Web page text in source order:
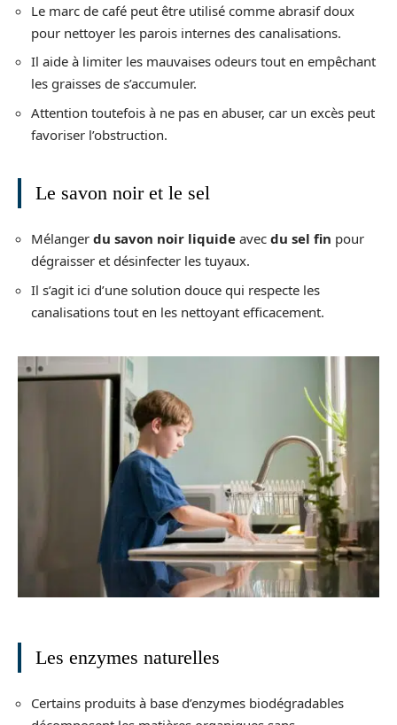
Le marc de café peut être utilisé comme abrasif doux
pour nettoyer les parois internes des canalisations.
Il aide à limiter les mauvaises odeurs tout en empêchant
les graisses de s’accumuler.
Attention toutefois à ne pas en abuser, car un excès peut
favoriser l’obstruction.
Le savon noir et le sel
Mélanger du savon noir liquide avec du sel fin pour
dégraisser et désinfecter les tuyaux.
Il s’agit ici d’une solution douce qui respecte les
canalisations tout en les nettoyant efficacement.
Les enzymes naturelles
Certains produits à base d’enzymes biodégradables